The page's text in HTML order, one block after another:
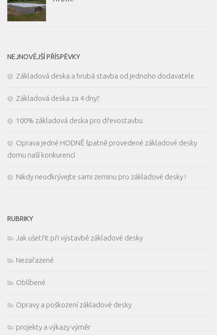
NEJNOVĚJŠÍ PŘÍSPĚVKY
Základová deska a hrubá stavba od jednoho dodavatele
Základová deska za 4 dny?
100% základová deska pro dřevostavbu
Oprava jedné HODNĚ špatně provedené základové desky
domu naší konkurencí
Nikdy neodkrývejte sami zeminu pro základové desky !
RUBRIKY
Jak ušetřit při výstavbě základové desky
Nezařazené
Oblíbené
Opravy a poškození základové desky
projekty a výkazy výměr